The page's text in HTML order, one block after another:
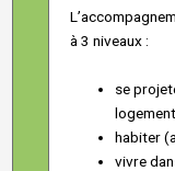
à 3 niveaux :
se
habiter
vivre